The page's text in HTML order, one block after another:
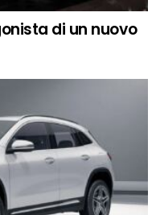
di un nuovo